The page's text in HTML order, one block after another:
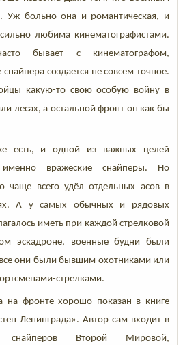
Уж больно она и романтическая, и
любима кинематографистами.
бывает с кинематографом,
создается не совсем точное.
какую-то свою особую войну в
лесах, а остальной фронт он как бы
есть, и одной из важных целей
именно вражеские снайперы. Но
чаще всего удёл отдельных асов в
А у самых обычных и рядовых
иметь при каждой стрелковой
эскадроне, военные будни были
они были бывшим охотниками или
стрелками.
на фронте хорошо показан в книге
Ленинграда». Автор сам входит в
снайперов Второй Мировой,